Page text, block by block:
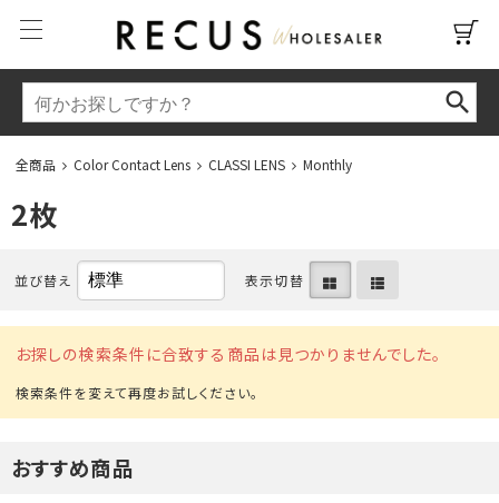
全商品 Color Contact Lens CLASSI LENS Monthly
2枚
並び替え 表示切替
お探しの検索条件に合致する商品は見つかりませんでした。
おすすめ商品